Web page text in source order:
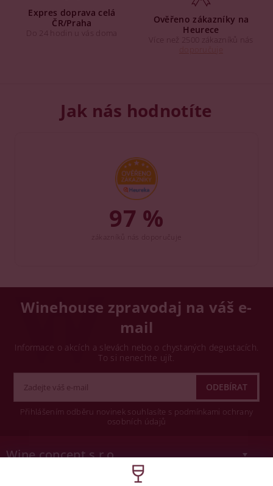
Expres doprava celá
ČR/Praha
Do 24 hodin u vás doma
Ověřeno zákazníky na
Heurece
Více než 2500 zákazníků nás
Jak nás hodnotíte
97 %
Winehouse zpravodaj na váš e-
mail
Informace o akcích a slevách nebo o chystaných degustacích.
To si nenechte ujít.
Přihlášením odběru novinek souhlasíte s podmínkami ochrany
osobních údajů
Wine concept s.r.o.